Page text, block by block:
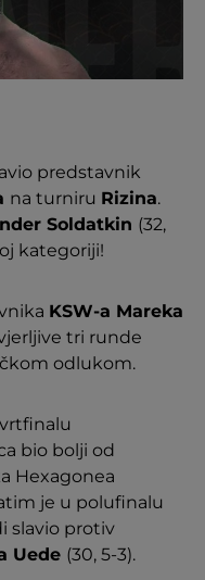
predstavnik
na turniru Rizina.
Soldatkin (32,
kategoriji!
KSW-a Mareka
tri runde
odlukom.
bio bolji od
Hexagonea
je u polufinalu
slavio protiv
Uede (30, 5-3).